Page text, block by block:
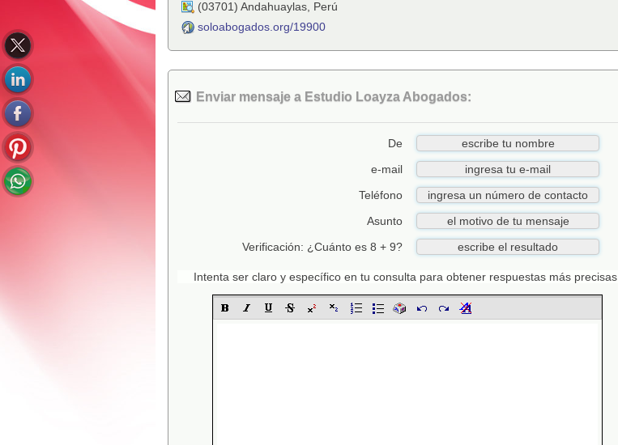
(03701) Andahuaylas Perú
soloabogados.org/19900
Enviar mensaje a Estudio Loayza Abogados:
De
e-mail
Teléfono
Asunto
Verificación: ¿Cuánto es 8 + 9?
Intenta ser claro y específico en tu consulta para obtener respuestas más precisas.